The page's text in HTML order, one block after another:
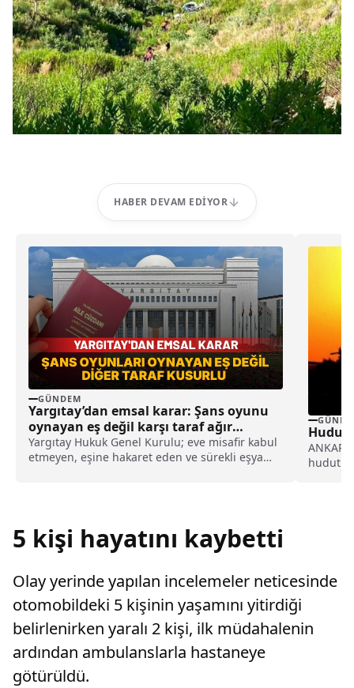
HABER DEVAM EDIYOR
GÜNDEM
Yargıtay’dan emsal karar: Şans oyunu
oynayan eş değil karşı taraf ağır
kusurlu sayıldı
Yargıtay Hukuk Genel Kurulu; eve misafir kabul
etmeyen, eşine hakaret eden ve sürekli eşya
Hudut
5 kişi hayatını kaybetti
Olay yerinde yapılan incelemeler neticesinde
otomobildeki 5 kişinin yaşamını yitirdiği
belirlenirken yaralı 2 kişi, ilk müdahalenin
ardından ambulanslarla hastaneye
götürüldü.